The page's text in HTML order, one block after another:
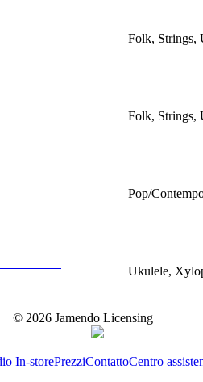
Folk, Strings,
Folk, Strings,
Pop/
Ukulele,
© 2026 Jamendo Licensing
In-storePrezziContattoCentro